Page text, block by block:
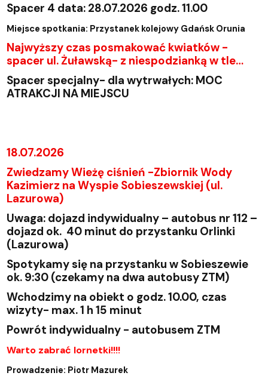
Spacer 4 data: 28.07.2026 godz. 11.00
Miejsce spotkania: Przystanek kolejowy Gdańsk Orunia
Najwyższy czas posmakować kwiatków -
spacer ul. Żuławską- z niespodzianką w tle…
Spacer specjalny- dla wytrwałych: MOC
ATRAKCJI NA MIEJSCU
18.07.2026
Zwiedzamy Wieżę ciśnień -Zbiornik Wody
Kazimierz na Wyspie Sobieszewskiej (ul.
Lazurowa)
Uwaga: dojazd indywidualny – autobus nr 112 –
dojazd ok. 40 minut do przystanku Orlinki
(Lazurowa)
Spotykamy się na przystanku w Sobieszewie
ok. 9:30 (czekamy na dwa autobusy ZTM)
Wchodzimy na obiekt o godz. 10.00, czas
wizyty- max. 1 h 15 minut
Powrót indywidualny - autobusem ZTM
Warto zabrać lornetki!!!!
Prowadzenie: Piotr Mazurek